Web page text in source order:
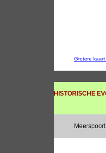
Grotere
HISTORISCHE